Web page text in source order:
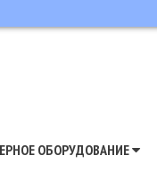
ОБОРУДОВАНИЕ